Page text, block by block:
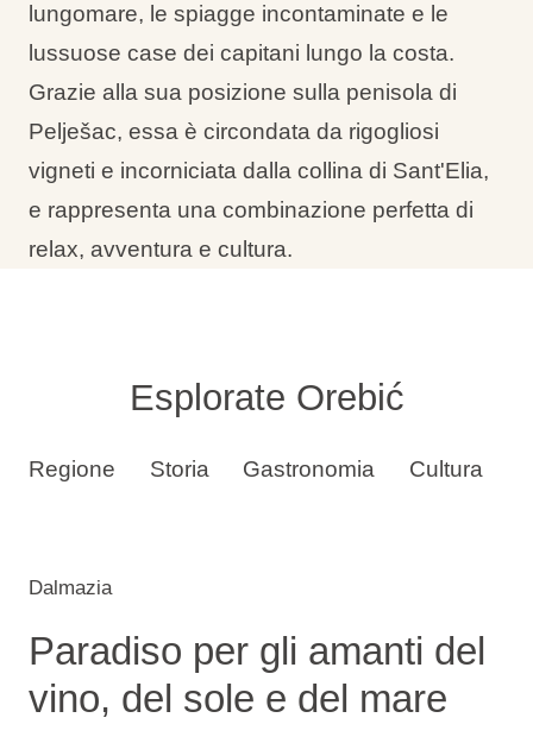
lungomare, le spiagge incontaminate e le
lussuose case dei capitani lungo la costa.
Grazie alla sua posizione sulla penisola di
Pelješac, essa è circondata da rigogliosi
vigneti e incorniciata dalla collina di Sant'Elia,
e rappresenta una combinazione perfetta di
relax, avventura e cultura.
Esplorate Orebić
Regione Storia Gastronomia Cultura
Dalmazia
Paradiso per gli amanti del
vino, del sole e del mare